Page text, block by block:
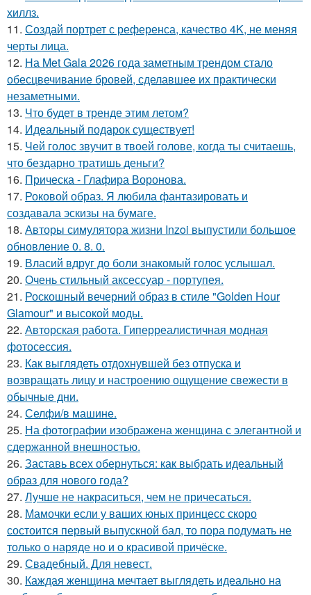
хиллз.
11. Создай портрет с референса, качество 4K, не меняя
черты лица.
12. На Met Gala 2026 года заметным трендом стало
обесцвечивание бровей, сделавшее их практически
незаметными.
13. Что будет в тренде этим летом?
14. Идеальный подарок существует!
15. Чей голос звучит в твоей голове, когда ты считаешь,
что бездарно тратишь деньги?
16. Прическа - Глафира Воронова.
17. Роковой образ. Я любила фантазировать и
создавала эскизы на бумаге.
18. Авторы симулятора жизни Inzoi выпустили большое
обновление 0. 8. 0.
19. Власий вдруг до боли знакомый голос услышал.
20. Очень стильный аксессуар - портупея.
21. Роскошный вечерний образ в стиле "Golden Hour
Glamour" и высокой моды.
22. Авторская работа. Гиперреалистичная модная
фотосессия.
23. Как выглядеть отдохнувшей без отпуска и
возвращать лицу и настроению ощущение свежести в
обычные дни.
24. Селфи/в машине.
25. На фотографии изображена женщина с элегантной и
сдержанной внешностью.
26. Заставь всех обернуться: как выбрать идеальный
образ для нового года?
27. Лучше не накраситься, чем не причесаться.
28. Мамочки если у ваших юных принцесс скоро
состоится первый выпускной бал, то пора подумать не
только о наряде но и о красивой причёске.
29. Свадебный. Для невест.
30. Каждая женщина мечтает выглядеть идеально на